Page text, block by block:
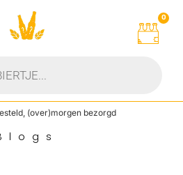
0
(over)morgen bezorgd